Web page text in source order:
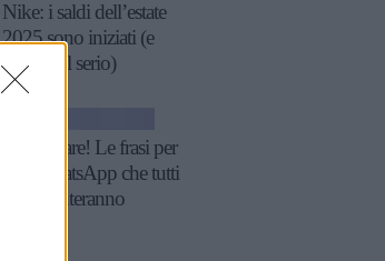
Nike: i saldi dell’estate
2025 sono iniziati (e
fanno sul serio)
Fatti notare! Le frasi per
stati WhatsApp che tutti
commenteranno